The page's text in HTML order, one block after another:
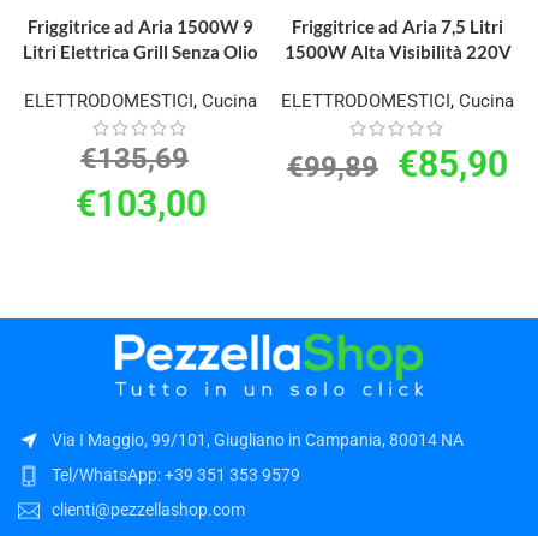
Friggitrice ad Aria 1500W 9
Litri Elettrica Grill Senza Olio
ELETTRODOMESTICI, Cucina
€135,69
€103,00
Friggitrice ad Aria 7,5 Litri
1500W Alta Visibilità 220V
ELETTRODOMESTICI, Cucina
€99,89 €85,90
Via I Maggio, 99/101, Giugliano in Campania, 80014 NA
Tel/WhatsApp: +39 351 353 9579
clienti@pezzellashop.com